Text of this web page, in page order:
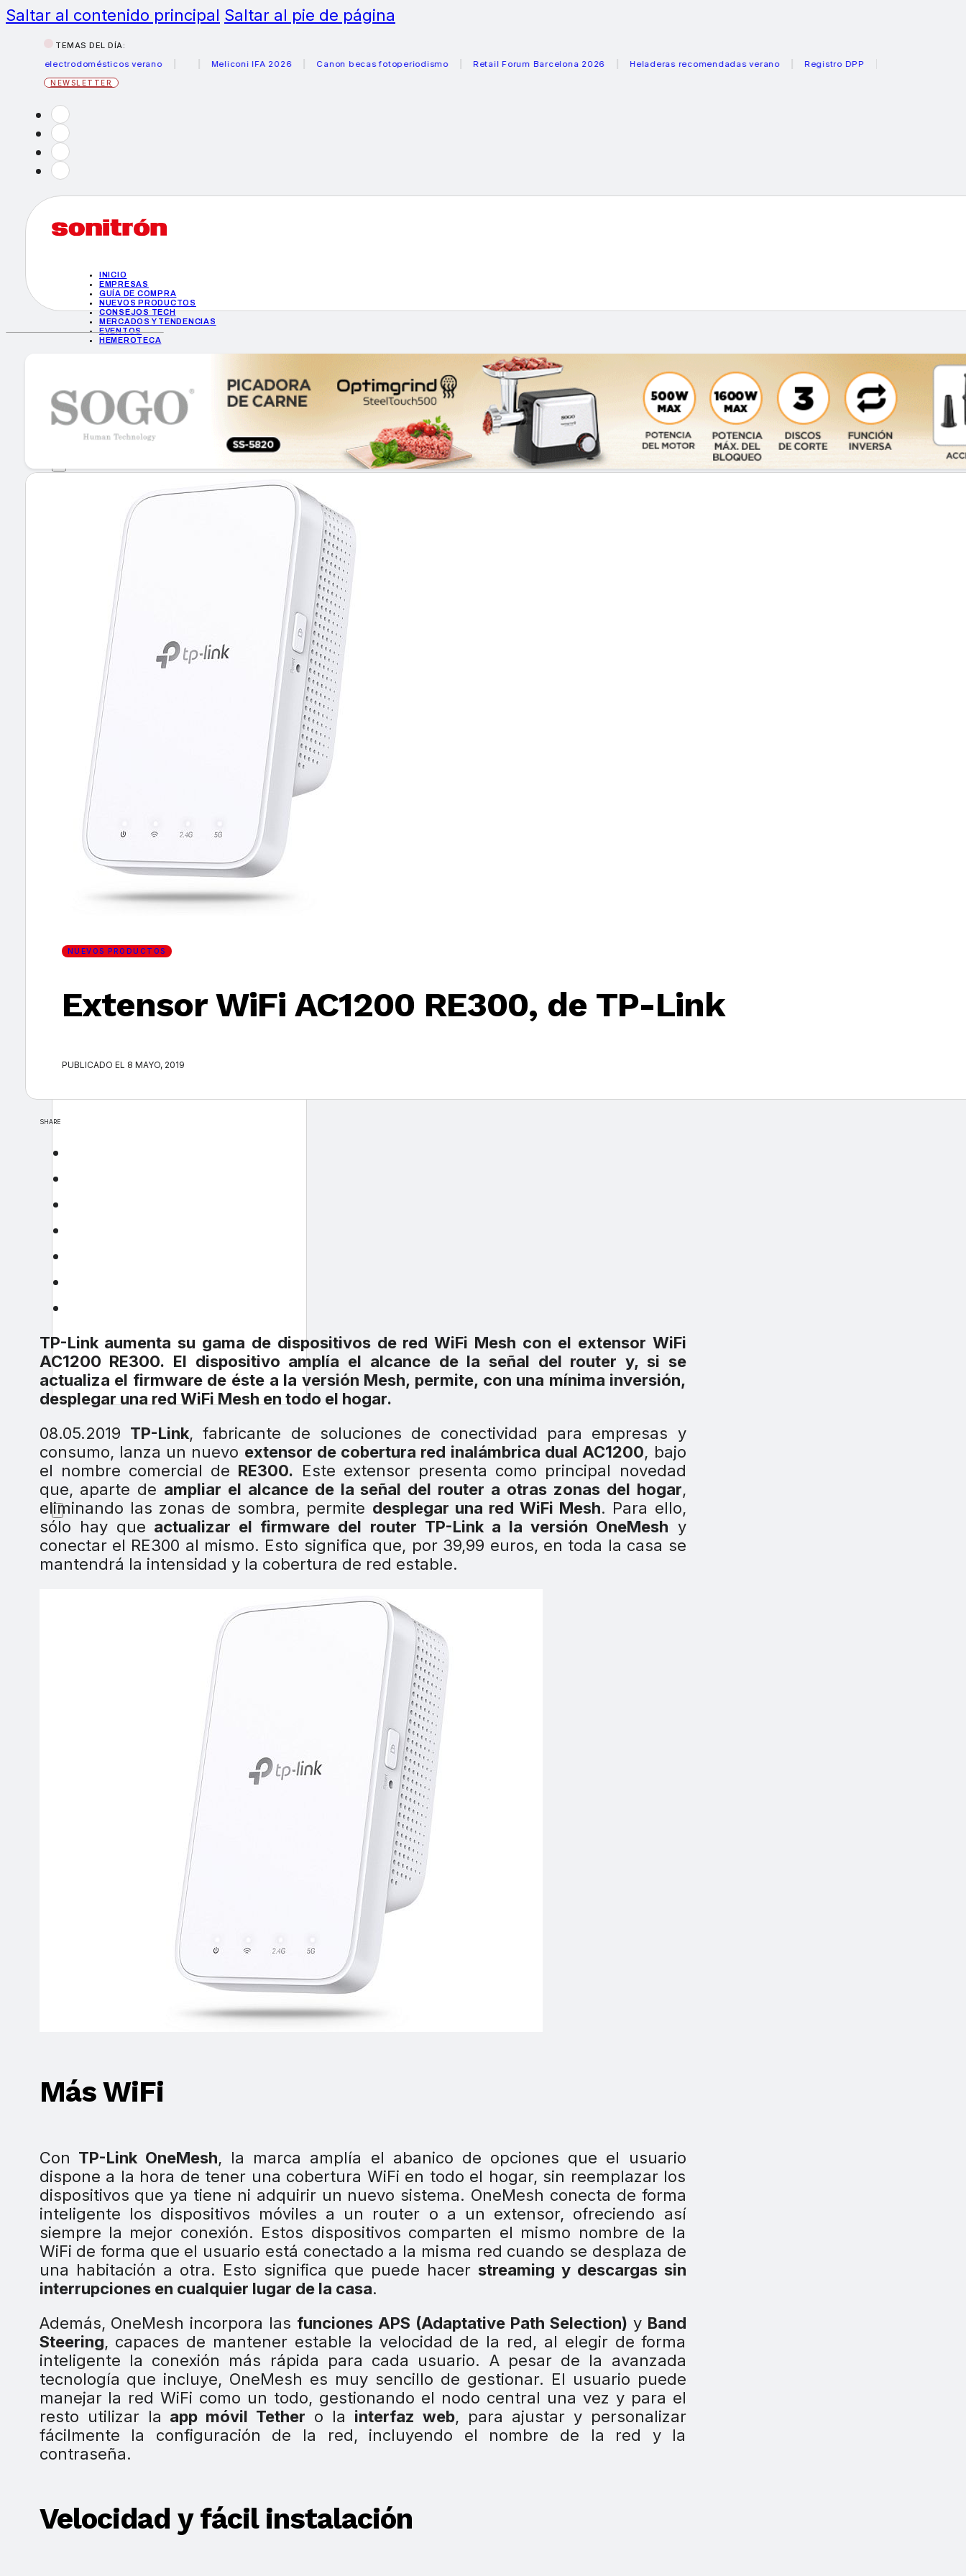
Saltar al contenido principal Saltar al pie de página
TEMAS DEL DÍA:
electrodomésticos verano
Meliconi IFA 2026 Canon becas fotoperiodismo Retail Forum Barcelona 2026 Heladeras recomendadas verano Registro DPP
NEWSLETTER
INICIO
EMPRESAS
GUÍA DE COMPRA
NUEVOS PRODUCTOS
CONSEJOS TECH
MERCADOS Y TENDENCIAS
EVENTOS
HEMEROTECA
GUÍA DE COMPRA
NUEVOS PRODUCTOS
CONSEJOS TECH
MERCADOS Y TENDENCIAS
HEMEROTECA
Encuentra tu noticia
NUEVOS PRODUCTOS
Extensor WiFi AC1200 RE300, de TP-Link
PUBLICADO EL 8 MAYO, 2019
SHARE
TP-Link aumenta su gama de dispositivos de red WiFi Mesh con el extensor WiFi
AC1200 RE300. El dispositivo amplía el alcance de la señal del router y, si se
actualiza el firmware de éste a la versión Mesh, permite, con una mínima inversión,
desplegar una red WiFi Mesh en todo el hogar.
08.05.2019 TP-Link, fabricante de soluciones de conectividad para empresas y
consumo, lanza un nuevo extensor de cobertura red inalámbrica dual AC1200, bajo
el nombre comercial de RE300. Este extensor presenta como principal novedad
que, aparte de ampliar el alcance de la señal del router a otras zonas del hogar,
eliminando las zonas de sombra, permite desplegar una red WiFi Mesh. Para ello,
sólo hay que actualizar el firmware del router TP-Link a la versión OneMesh y
conectar el RE300 al mismo. Esto significa que, por 39,99 euros, en toda la casa se
mantendrá la intensidad y la cobertura de red estable.
Más WiFi
Con TP-Link OneMesh, la marca amplía el abanico de opciones que el usuario
dispone a la hora de tener una cobertura WiFi en todo el hogar, sin reemplazar los
dispositivos que ya tiene ni adquirir un nuevo sistema. OneMesh conecta de forma
inteligente los dispositivos móviles a un router o a un extensor, ofreciendo así
siempre la mejor conexión. Estos dispositivos comparten el mismo nombre de la
WiFi de forma que el usuario está conectado a la misma red cuando se desplaza de
una habitación a otra. Esto significa que puede hacer streaming y descargas sin
interrupciones en cualquier lugar de la casa.
Además, OneMesh incorpora las funciones APS (Adaptative Path Selection) y Band
Steering, capaces de mantener estable la velocidad de la red, al elegir de forma
inteligente la conexión más rápida para cada usuario. A pesar de la avanzada
tecnología que incluye, OneMesh es muy sencillo de gestionar. El usuario puede
manejar la red WiFi como un todo, gestionando el nodo central una vez y para el
resto utilizar la app móvil Tether o la interfaz web, para ajustar y personalizar
fácilmente la configuración de la red, incluyendo el nombre de la red y la
contraseña.
Velocidad y fácil instalación